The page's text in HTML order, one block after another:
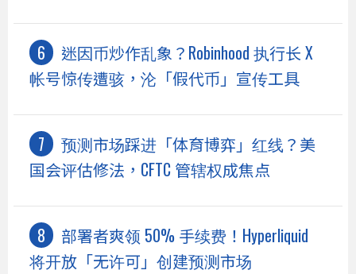
迷因币炒作乱象？Robinhood 执行长 X
帐号惊传遭骇，沦「假代币」宣传工具
预测市场踩进「体育博弈」红线？美
国会评估修法，CFTC 管辖权成焦点
部署者爽领 50% 手续费！Hyperliquid
将开放「无许可」创建预测市场